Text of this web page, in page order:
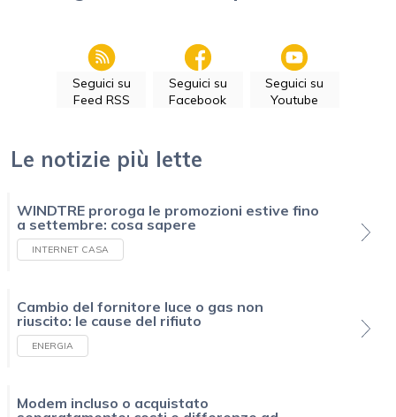
Seguici su
Feed RSS
Seguici su
Facebook
Seguici su
Youtube
Le notizie più lette
WINDTRE proroga le promozioni estive fino
a settembre: cosa sapere
INTERNET CASA
Cambio del fornitore luce o gas non
riuscito: le cause del rifiuto
ENERGIA
Modem incluso o acquistato